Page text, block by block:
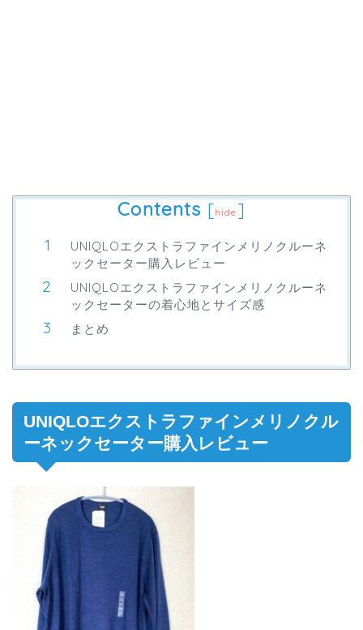
Contents [hide ]
UNIQLOエクストラファインメリノクルーネ
ックセーター購入レビュー
UNIQLOエクストラファインメリノクルーネ
ックセーターの着心地とサイズ感
まとめ
UNIQLOエクストラファインメリノクル
ーネックセーター購入レビュー